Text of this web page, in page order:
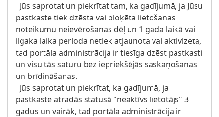
Jūs saprotat un piekrītat tam, ka gadījumā, ja Jūsu
pastkaste tiek dzēsta vai bloķēta lietošanas
noteikumu neievērošanas dēļ un 1 gada laikā vai
ilgākā laika periodā netiek atjaunota vai aktivizēta,
tad portāla administrācija ir tiesīga dzēst pastkasti
un visu tās saturu bez iepriekšējās saskaņošanas
un brīdināšanas.
Jūs saprotat un piekrītat, ka gadījumā, ja
pastkaste atradās statusā "neaktīvs lietotājs" 3
gadus un vairāk, tad portāla administrācija ir